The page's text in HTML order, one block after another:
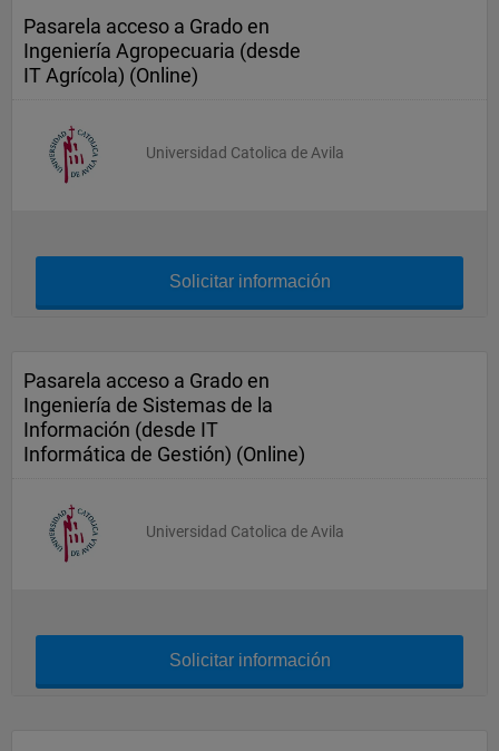
Pasarela acceso a Grado en
Ingeniería Agropecuaria (desde
IT Agrícola) (Online)
Universidad Catolica de Avila
Solicitar información
Pasarela acceso a Grado en
Ingeniería de Sistemas de la
Información (desde IT
Informática de Gestión) (Online)
Universidad Catolica de Avila
Solicitar información